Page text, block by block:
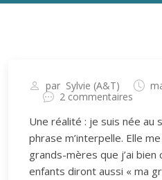
par Sylvie (A&T)
2 commentaires
Une réalité : je suis née au
phrase m’interpelle. Elle
grands-mères que j’ai
enfants diront aussi « ma